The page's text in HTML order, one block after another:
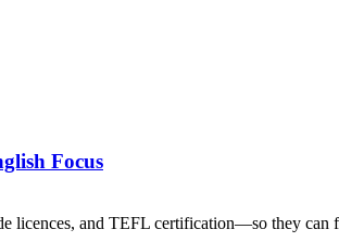
Focus
licences, and TEFL certification—so they can